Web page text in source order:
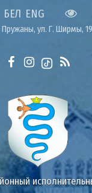
БЕЛ ENG
Пружаны, ул. Г. Ширмы, 19